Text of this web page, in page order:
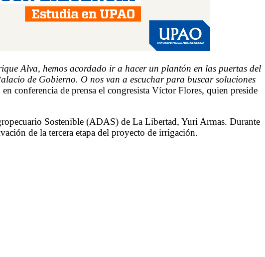
Alva, hemos acordado ir a hacer un plantón en las puertas del
de Gobierno. O nos van a escuchar para buscar soluciones
conferencia de prensa el congresista Víctor Flores, quien preside
Sostenible (ADAS) de La Libertad, Yuri Armas. Durante
de la tercera etapa del proyecto de irrigación.